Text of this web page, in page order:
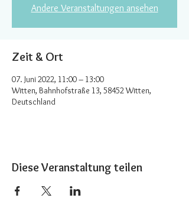
Andere Veranstaltungen ansehen
Zeit & Ort
07. Juni 2022, 11:00 – 13:00
Witten, Bahnhofstraße 13, 58452 Witten,
Deutschland
Diese Veranstaltung teilen